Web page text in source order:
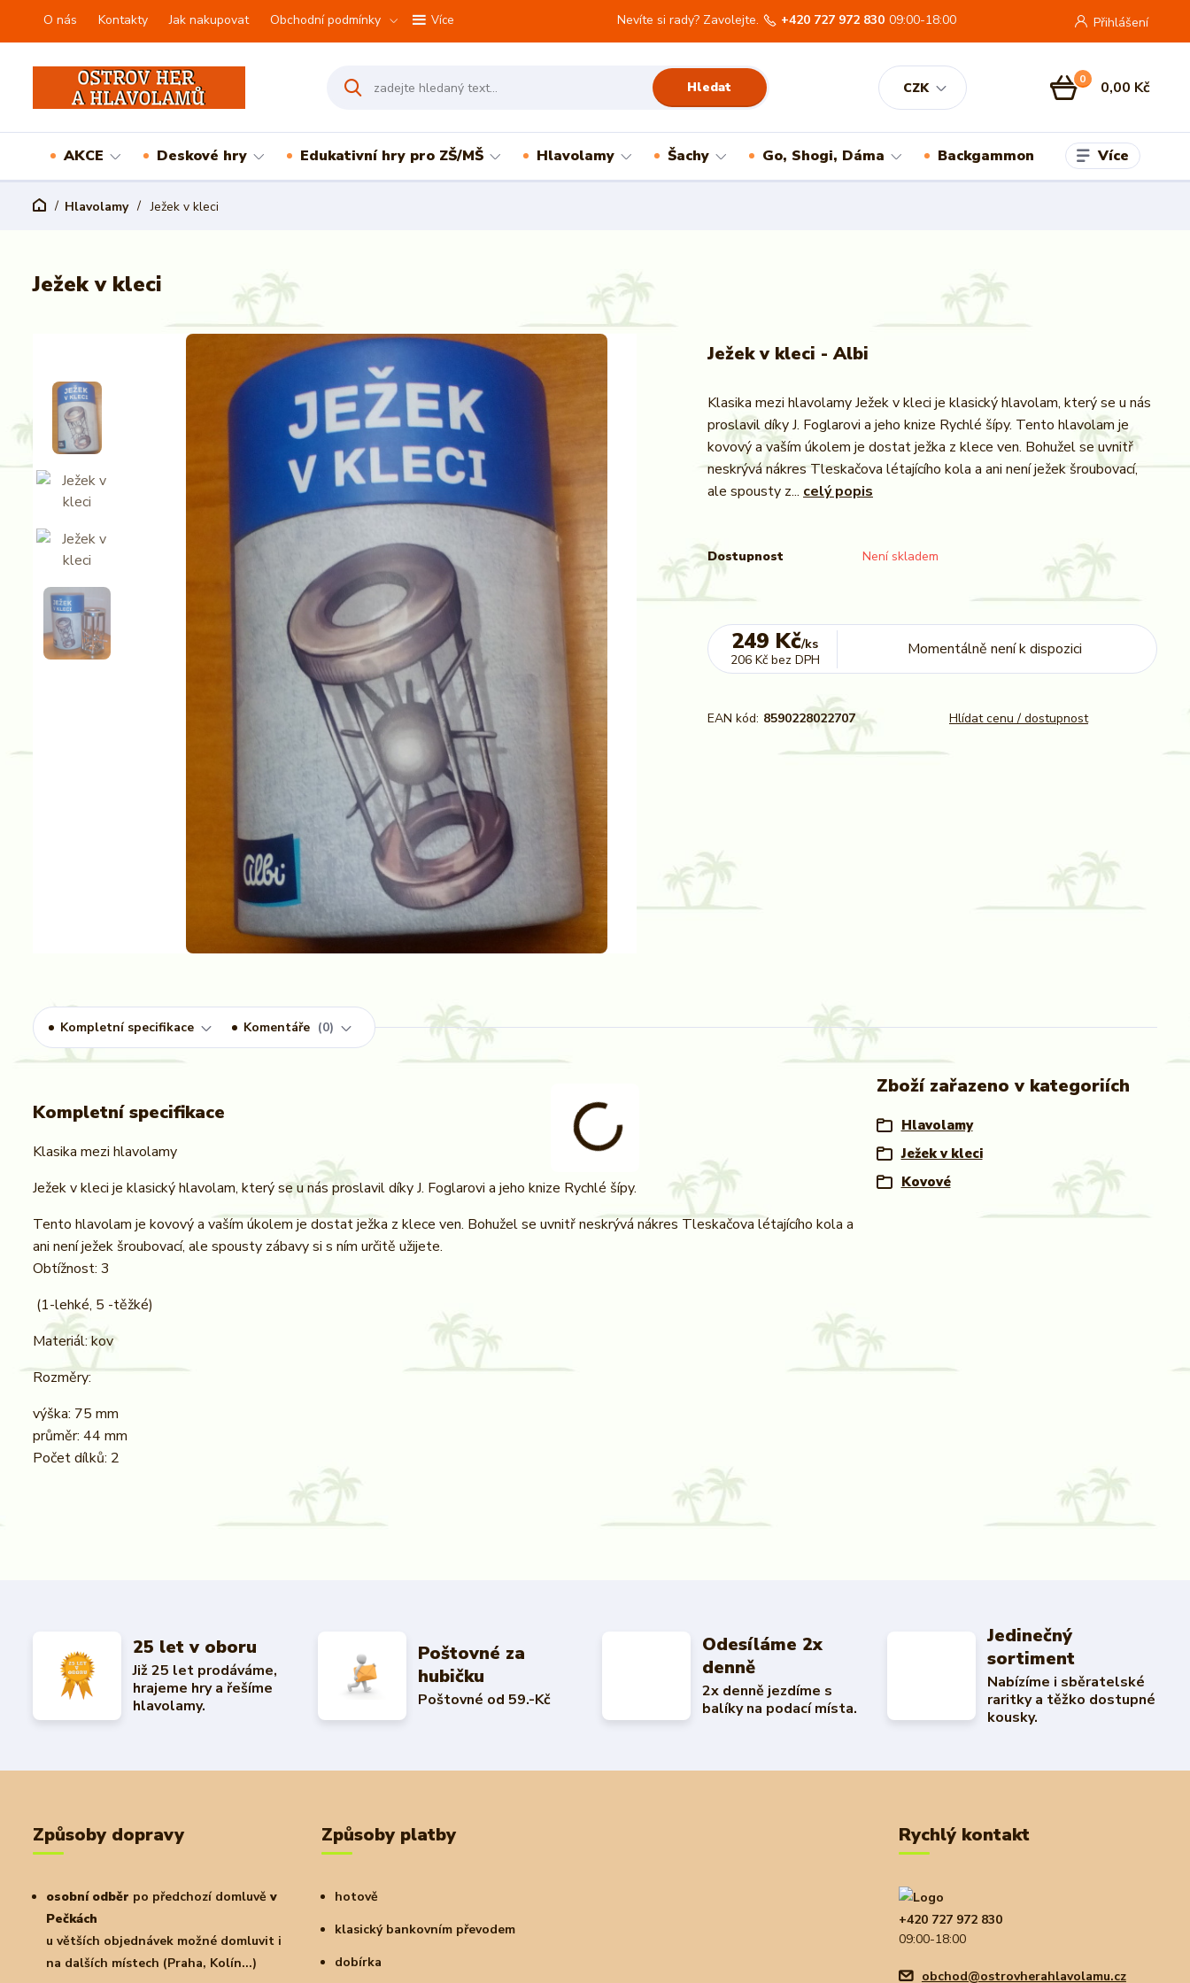
O nás Kontakty Jak nakupovat Obchodní podmínky Více
CZK
Přihlášení
Hledat
Nevíte si rady? Zavolejte. +420 727 972 830 09:00-18:00
0 0,00 Kč
AKCE Deskové hry Edukativní hry pro ZŠ/MŠ Hlavolamy Šachy Go, Shogi, Dáma Backgammon Více
Hlavolamy Ježek v kleci
Ježek v kleci
Ježek v kleci - Albi
Klasika mezi hlavolamy Ježek v kleci je klasický hlavolam, který se u nás
proslavil díky J. Foglarovi a jeho knize Rychlé šípy. Tento hlavolam je
kovový a vaším úkolem je dostat ježka z klece ven. Bohužel se uvnitř
neskrývá nákres Tleskačova létajícího kola a ani není ježek šroubovací,
ale spousty z... celý popis
Dostupnost Není skladem
249 Kč/ks
206 Kč bez DPH
Momentálně není k dispozici
EAN kód: 8590228022707 Hlídat cenu / dostupnost
Kompletní specifikace Komentáře 0
Kompletní specifikace
Klasika mezi hlavolamy
Ježek v kleci je klasický hlavolam, který se u nás proslavil díky J. Foglarovi a jeho knize Rychlé šípy.
Tento hlavolam je kovový a vaším úkolem je dostat ježka z klece ven. Bohužel se uvnitř neskrývá nákres Tleskačova létajícího kola a
ani není ježek šroubovací, ale spousty zábavy si s ním určitě užijete.
Obtížnost: 3
(1-lehké, 5 -těžké)
Materiál: kov
Rozměry:
výška: 75 mm
průměr: 44 mm
Počet dílků: 2
Zboží zařazeno v kategoriích
Hlavolamy
Ježek v kleci
Kovové
25 let v oboru
Již 25 let prodáváme,
hrajeme hry a řešíme
hlavolamy.
Poštovné za
hubičku
Poštovné od 59.-Kč
Odesíláme 2x
denně
2x denně jezdíme s
balíky na podací místa.
Jedinečný
sortiment
Nabízíme i sběratelské
raritky a těžko dostupné
kousky.
Způsoby dopravy
osobní odběr po předchozí domluvě v
Pečkách
u větších objednávek možné domluvit i
na dalších místech (Praha, Kolín...)
Způsoby platby
hotově
klasický bankovním převodem
dobírka
Rychlý kontakt
+420 727 972 830
09:00-18:00
obchod@ostrovherahlavolamu.cz